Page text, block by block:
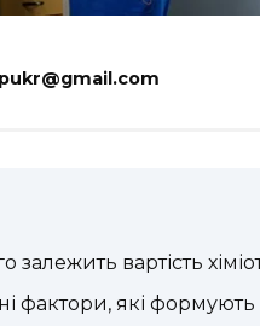
залежить вартість
фактори, які формують